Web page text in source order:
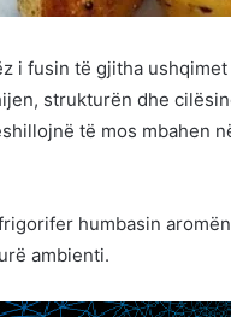
i fusin të gjitha
strukturën dhe
të mos mbahen
humbasin
ambienti.